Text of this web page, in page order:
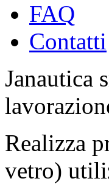
FAQ
Contatti
Janautica
Realizza
vetro)